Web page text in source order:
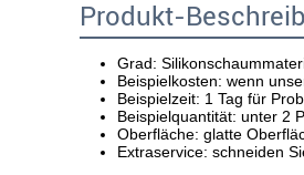
Produkt-
Grad:
Beispielkosten: wenn
Beispielzeit: 1 Tag für
Beispielquantität: unter 2
Oberfläche: glatte
Extraservice: schneiden